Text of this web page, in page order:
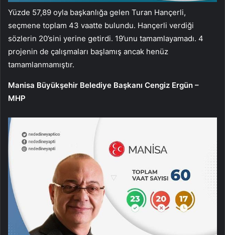
Yüzde 57,89 oyla başkanlığa gelen Turan Hançerli,
seçmene toplam 43 vaatte bulundu. Hançerli verdiği
sözlerin 20’sini yerine getirdi. 19’unu tamamlayamadı. 4
projenin de çalışmaları başlamış ancak henüz
tamamlanmamıştır.
Manisa Büyükşehir Belediye Başkanı Cengiz Ergün –
MHP